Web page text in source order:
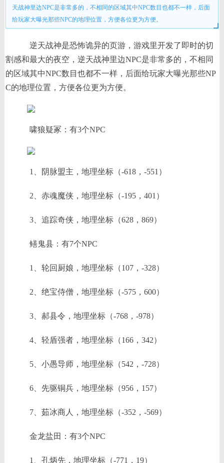
天战神里边NPC是非常多的，不相同的区域其中NPC数目也都不一样，后面
给玩家大曝光那些NPC的地理位置，方便各位更为方便。
逆天战神是恐怖诡异的页游，游戏里开发了即时的切
割感和最大的夜空，逆天战神里边NPC是非常多的，不相同
的区域其中NPC数目也都不一样，后面给玩家大曝光那些NP
C的地理位置，方便各位更为方便。
啸狼疑冢：有3个NPC
1、阴脉盟主，地理坐标（-618，-551）
2、赤魂魔侠，地理坐标（-195，401）
3、追踪奇侠，地理坐标（628，869）
鳝鬼县：有7个NPC
1、轮回厨娘，地理坐标（107，-328）
2、绝宝侍僧，地理坐标（-575，600）
3、郝县令，地理坐标（-768，-978）
4、轻盾强者，地理坐标（166，342）
5、小愚导师，地理坐标（542，-728）
6、先驱铜兵，地理坐标（956，157）
7、茹冰商人，地理坐标（-352，-569）
金龙盐田：有3个NPC
1、孔炳先，地理坐标（-771，19）